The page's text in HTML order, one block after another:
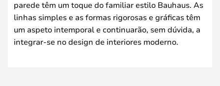
parede têm um toque do familiar estilo Bauhaus. As
linhas simples e as formas rigorosas e gráficas têm
um aspeto intemporal e continuarão, sem dúvida, a
integrar-se no design de interiores moderno.